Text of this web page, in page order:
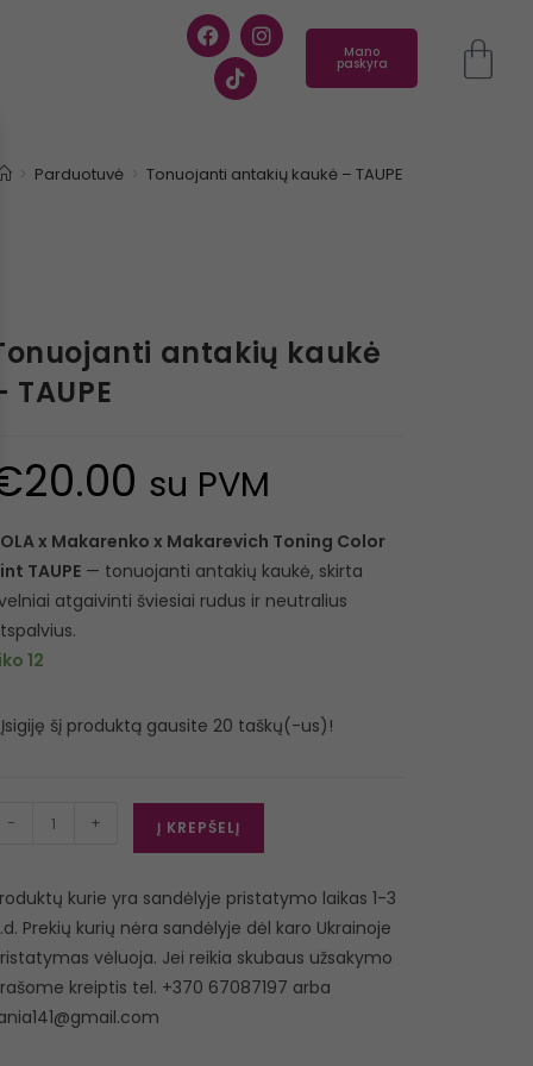
Mano
paskyra
Parduotuvė Tonuojanti antakių kaukė – TAUPE
antakių kaukė
TAUPE
20.00 su PVM
x Makarenko x Makarevich Toning Color
TAUPE — tonuojanti antakių kaukė, skirta
atgaivinti šviesiai rudus ir neutralius
12
Įsigiję šį produktą gausite 20 taškų(-us)!
- + Į KREPŠELĮ
kurie yra sandėlyje pristatymo laikas 1-3
Prekių kurių nėra sandėlyje dėl karo Ukrainoje
vėluoja. Jei reikia skubaus užsakymo
kreiptis tel. +370 67087197 arba